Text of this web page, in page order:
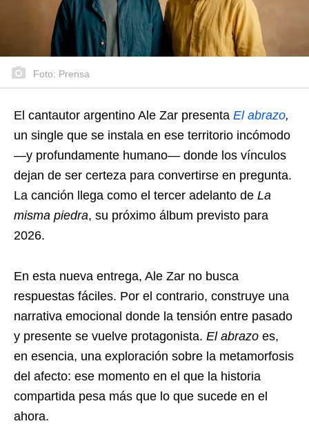
Foto: Prensa
El cantautor argentino Ale Zar presenta El abrazo,
un single que se instala en ese territorio incómodo
—y profundamente humano— donde los vínculos
dejan de ser certeza para convertirse en pregunta.
La canción llega como el tercer adelanto de La
misma piedra, su próximo álbum previsto para
2026.
En esta nueva entrega, Ale Zar no busca
respuestas fáciles. Por el contrario, construye una
narrativa emocional donde la tensión entre pasado
y presente se vuelve protagonista. El abrazo es,
en esencia, una exploración sobre la metamorfosis
del afecto: ese momento en el que la historia
compartida pesa más que lo que sucede en el
ahora.